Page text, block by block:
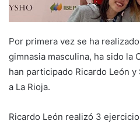
Por primera vez se ha
gimnasia masculina, ha sido la
han participado Ricardo León
a La Rioja.
Ricardo León realizó 3